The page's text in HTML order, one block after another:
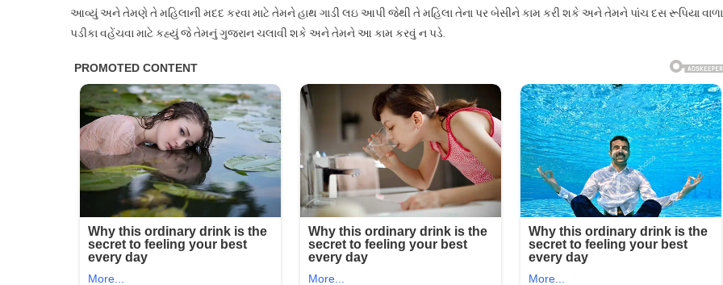
આવ્યું અને તેમણે તે મહિલાની મદદ કરવા માટે તેમને હાથ ગાડી લઇ આપી જેથી તે મહિલા તેના પર બેસીને કામ કરી શકે અને તેમને પાંચ દસ રૂપિયા વાળા
પડીકા વહેંચવા માટે કહ્યું જે તેમનું ગુજરાન ચલાવી શકે અને તેમને આ કામ કરવું ન પડે.